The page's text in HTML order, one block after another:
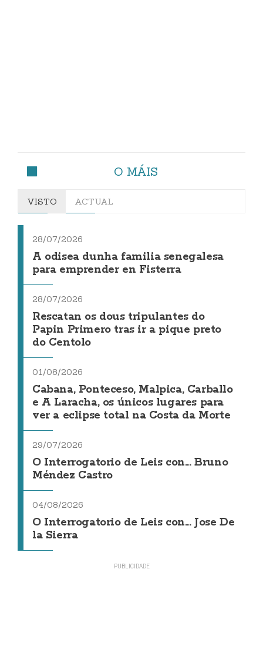
O MÁIS
VISTO ACTUAL
28/07/2026
A odisea dunha familia senegalesa
para emprender en Fisterra
28/07/2026
Rescatan os dous tripulantes do
Papin Primero tras ir a pique preto
do Centolo
01/08/2026
Cabana, Ponteceso, Malpica, Carballo
e A Laracha, os únicos lugares para
ver a eclipse total na Costa da Morte
29/07/2026
O Interrogatorio de Leis con... Bruno
Méndez Castro
04/08/2026
O Interrogatorio de Leis con... Jose De
la Sierra